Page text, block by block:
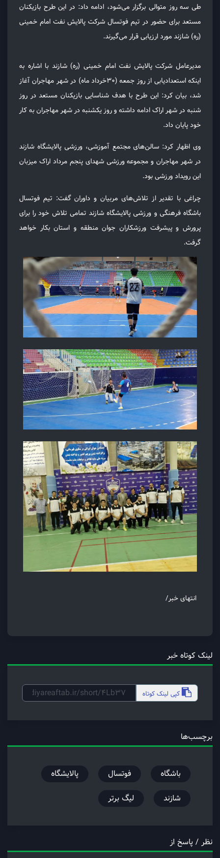
طی سه روز متوالی برگزار می‌شود، ادامه داد: در این طرح بازیکنان
مستعد برای حضور در تیم فوتسال شرکت پالایش نفت امام خمینی
(ره) شازند مورد ارزیابی قرار می‌گیرند.
مدیرعامل شرکت پالایش نفت امام خمینی (ره) شازند با اشاره به
اینکه استعدادیابی از روز جمعه (۳۰خرداد ماه) در شهر مهاجران آغاز
شد، بیان کرد: این طرح با هدف شناسایی بازیکنان مستعد در روز
شنبه در شهر اراک ادامه داشته و روز یکشنبه در شهر مهاجران به کار
خود پایان داد.
وی اظهار کرد: سالن‌های مجتمع آموزشی، ورزشی پالایشگاه شازند
در شهر مهاجران و مجموعه ورزشی شهدای پنجم مرداد اراک میزبان
این رویداد ورزشی بود.
چراغی با تقدیر از تلاش‌های مربیان و داوران گفت: تیم فوتسال
باشگاه فرهنگی و ورزشی پالایشگاه شازند تمامی تلاش خود را برای
پرورش و پیشرفت ورزشکاران جوان منطقه و استان بکار خواهد
گرفت.
انتهای خبر/
لینک کوتاه خبر
کپی لینک کوتاه
برچسب‌ها
باشگاه فوتسال
پالایشگاه
شازند
لیگ برتر
نظر / پاسخ از